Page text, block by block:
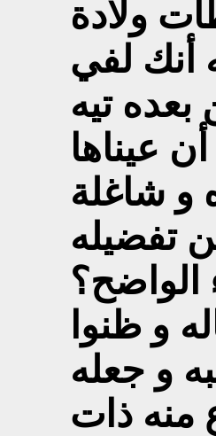
ولادة
أنك لفي
عيناها
و شاغلة
تفضيله
الواضح؟
و ظنوا
و جعله
منه ذات